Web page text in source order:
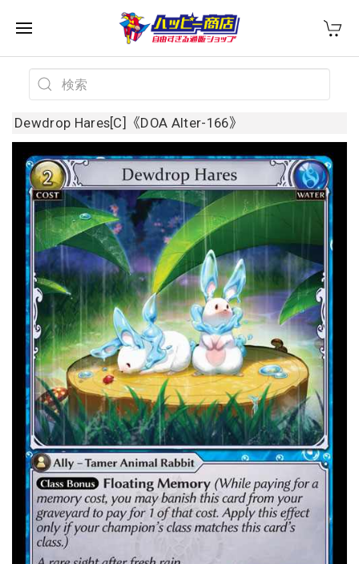
Dewdrop Hares[C]《DOA Alter-166》